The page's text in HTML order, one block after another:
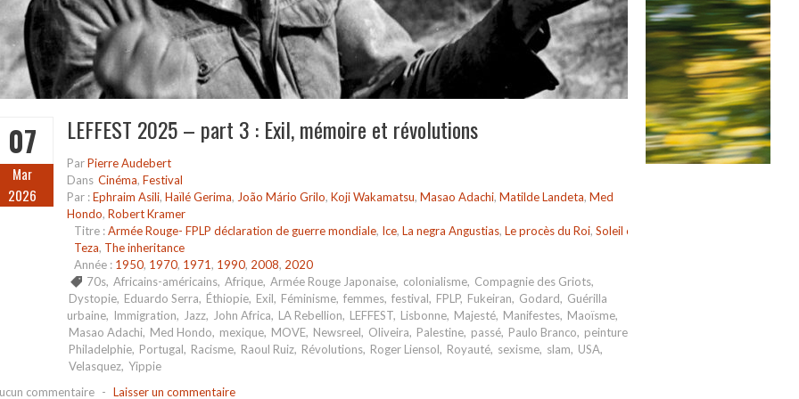
07
Mar
2026
LEFFEST 2025 – part 3 : Exil, mémoire et révolutions
ParPierre Audebert
Dans Cinéma, Festival
Par :Ephraim Asili, Haïlé Gerima, João Mário Grilo, Koji Wakamatsu, Masao Adachi, Matilde Landeta, Med
Hondo, Robert Kramer
Titre :Armée Rouge- FPLP déclaration de guerre mondiale, Ice, La negra Angustias, Le procès du Roi, Soleil ô
Teza, The inheritance
Année : 1950, 1970, 1971, 1990, 2008, 2020
70s, Africains-américains, Afrique, Armée Rouge Japonaise, colonialisme, Compagnie des Griots,
Dystopie, Eduardo Serra, Éthiopie, Exil, Féminisme, femmes, festival, FPLP, Fukeiran, Godard, Guérilla
urbaine, Immigration, Jazz, John Africa, LA Rebellion, LEFFEST, Lisbonne, Majesté, Manifestes, Maoïsme,
Masao Adachi, Med Hondo, mexique, MOVE, Newsreel, Oliveira, Palestine, passé, Paulo Branco, peinture
Philadelphie, Portugal, Racisme, Raoul Ruiz, Révolutions, Roger Liensol, Royauté, sexisme, slam, USA,
Velasquez, Yippie
commentaire - Laisser un commentaire